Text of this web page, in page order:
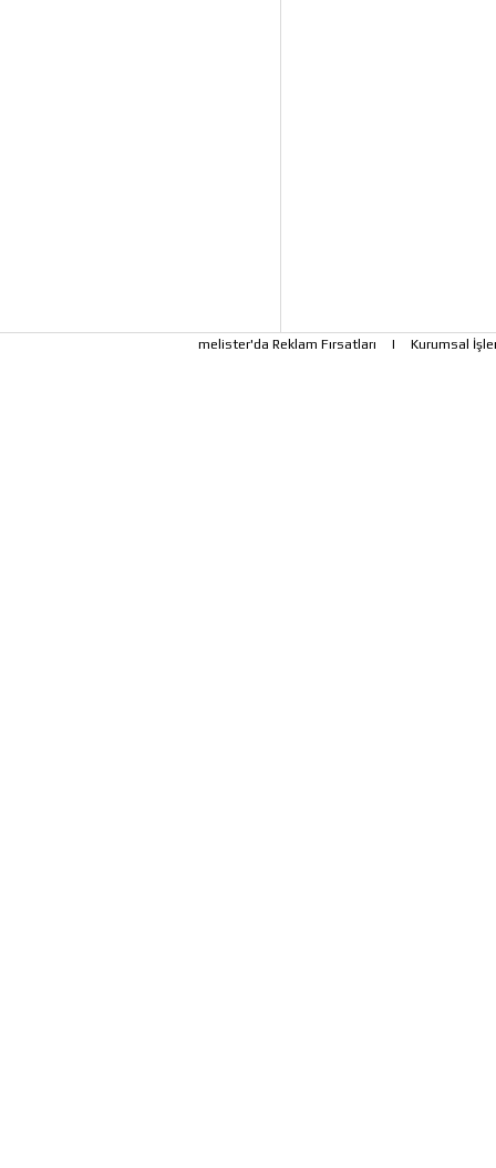
melister'da Reklam Fırsatları | Kurumsal